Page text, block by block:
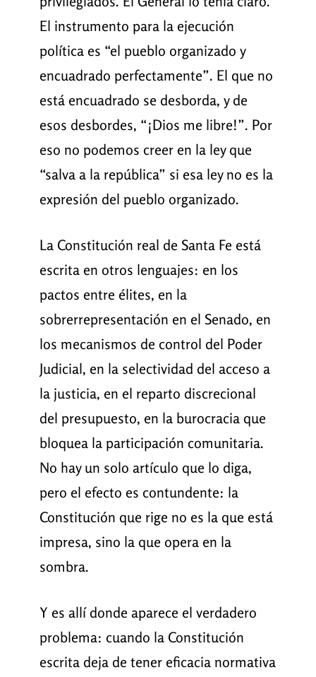
El instrumento para la ejecución
política es “el pueblo organizado y
encuadrado perfectamente”. El que no
está encuadrado se desborda, y de
esos desbordes, “¡Dios me libre!”. Por
eso no podemos creer en la ley que
“salva a la república” si esa ley no es la
expresión del pueblo organizado.
La Constitución real de Santa Fe está
escrita en otros lenguajes: en los
pactos entre élites, en la
sobrerrepresentación en el Senado, en
los mecanismos de control del Poder
Judicial, en la selectividad del acceso a
la justicia, en el reparto discrecional
del presupuesto, en la burocracia que
bloquea la participación comunitaria.
No hay un solo artículo que lo diga,
pero el efecto es contundente: la
Constitución que rige no es la que está
impresa, sino la que opera en la
sombra.
Y es allí donde aparece el verdadero
problema: cuando la Constitución
escrita deja de tener eficacia normativa